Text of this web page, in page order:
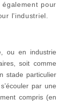
pour
l’industriel.
ou en industrie
soit comme
stade particulier
par une
compris (en